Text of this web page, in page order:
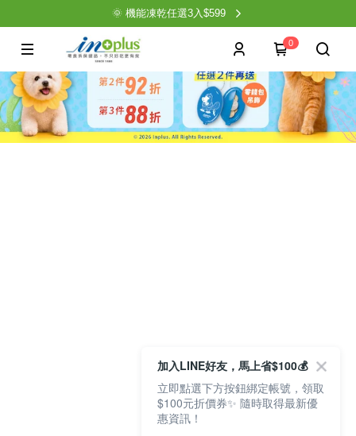
🌞 機能凍乾任選3入$599
0
加入LINE好友，馬上省$100💰
立即點選下方按鈕綁定帳號，領取
$100元折價券✨ 隨時取得最新優
惠資訊！